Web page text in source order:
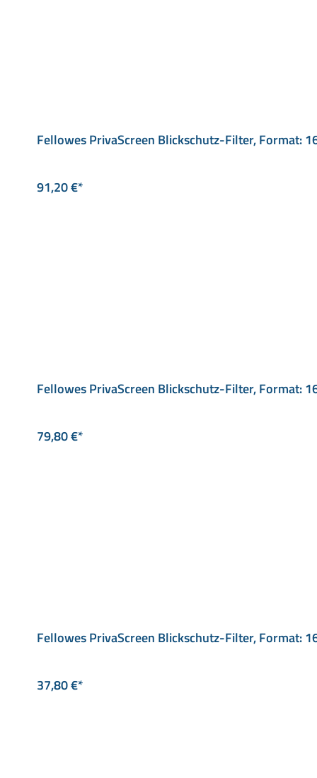
Fellowes PrivaScreen Blickschutz-Filter, Format:
91,20 €*
Fellowes PrivaScreen Blickschutz-Filter, Format:
79,80 €*
Fellowes PrivaScreen Blickschutz-Filter, Format:
37,80 €*